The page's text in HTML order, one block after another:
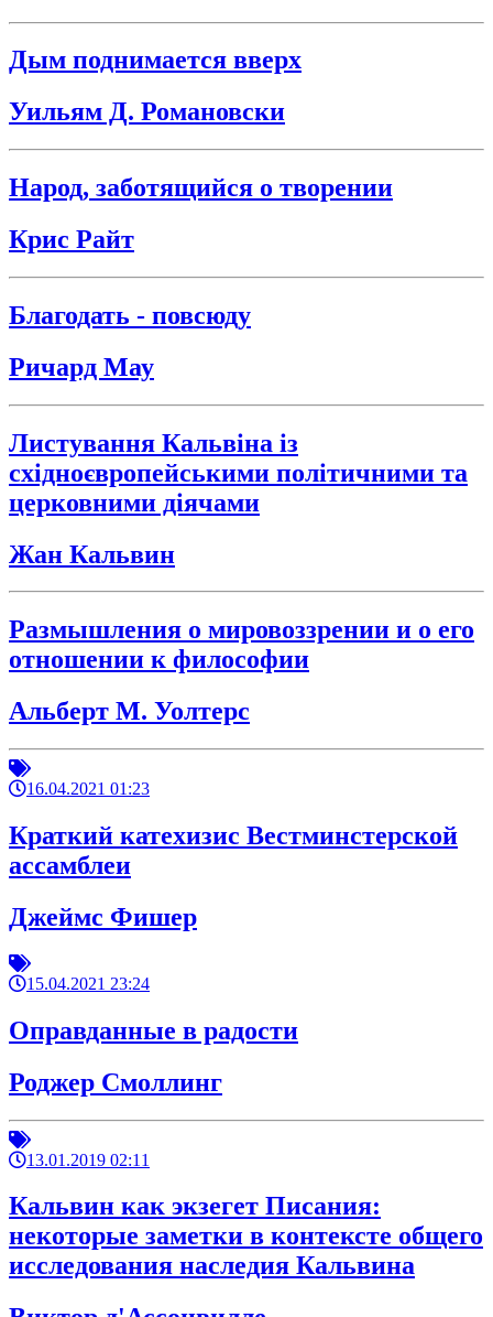
Дым поднимается вверх
Уильям Д. Романовски
Народ, заботящийся о творении
Крис Райт
Благодать - повсюду
Ричард Мау
Листування Кальвіна із
східноєвропейськими політичними та
церковними діячами
Жан Кальвин
Размышления о мировоззрении и о его
отношении к философии
Альберт М. Уолтерс
16.04.2021 01:23
Краткий катехизис Вестминстерской
ассамблеи
Джеймс Фишер
15.04.2021 23:24
Оправданные в радости
Роджер Смоллинг
13.01.2019 02:11
Кальвин как экзегет Писания:
некоторые заметки в контексте общего
исследования наследия Кальвина